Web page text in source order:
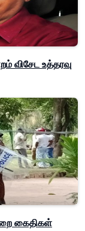
விசேட உத்தரவு
கைதிகள்